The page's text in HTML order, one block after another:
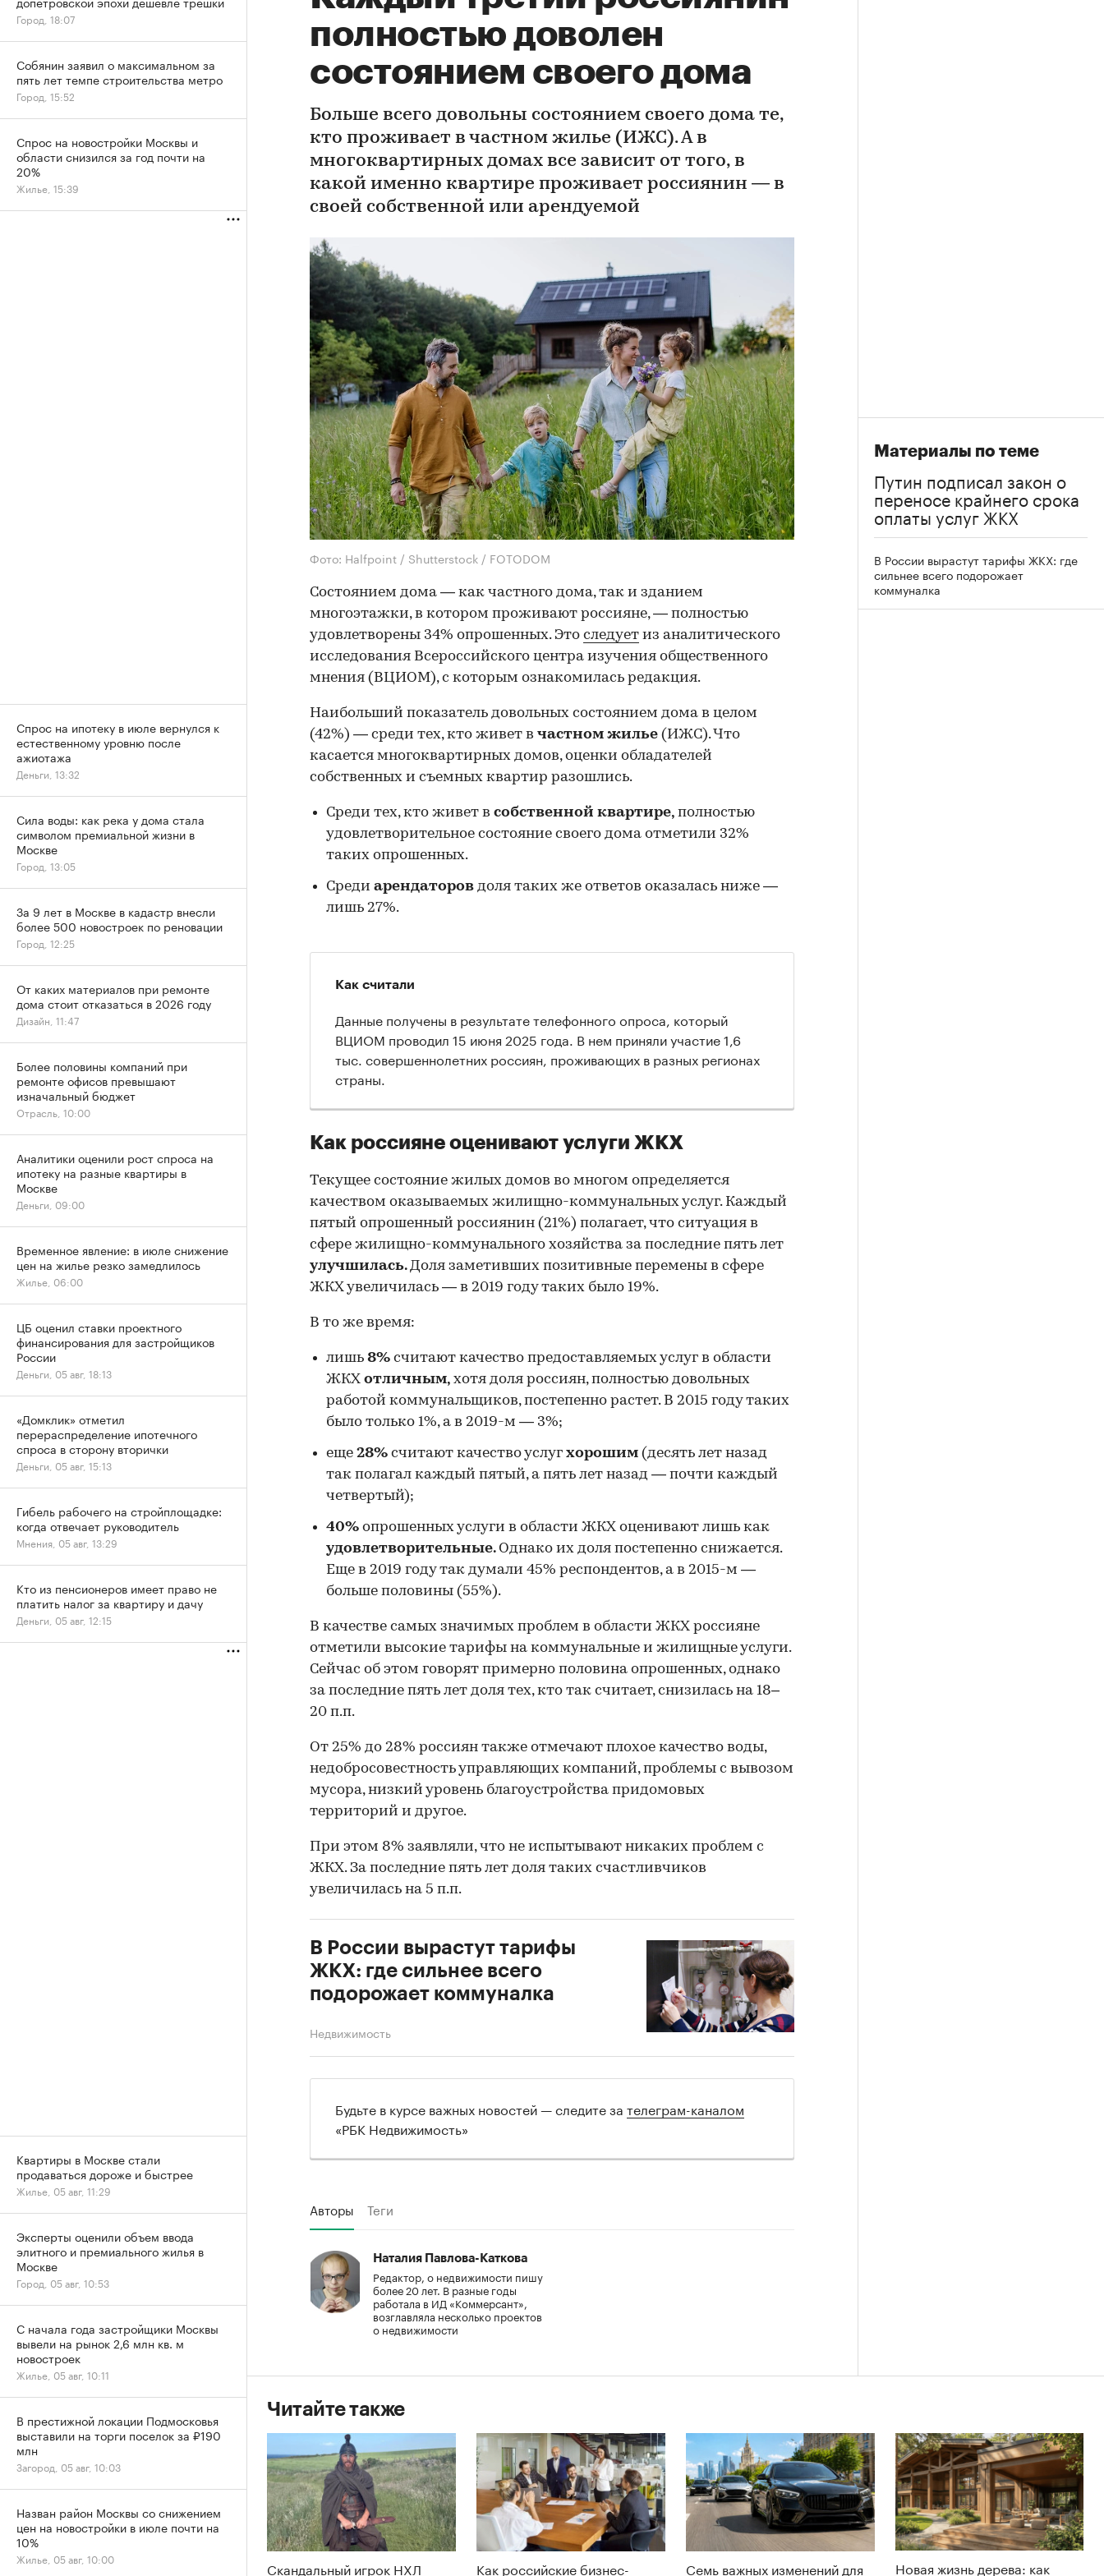
полностью доволен
состоянием своего дома
Больше всего довольны состоянием своего дома те,
кто проживает в частном жилье (ИЖС). А в
многоквартирных домах все зависит от того, в
какой именно квартире проживает россиянин — в
своей собственной или арендуемой
Фото: Halfpoint / Shutterstock / FOTODOM
Состоянием дома — как частного дома, так и зданием
многоэтажки, в котором проживают россияне, — полностью
удовлетворены 34% опрошенных. Это следует из аналитического
исследования Всероссийского центра изучения общественного
мнения (ВЦИОМ), с которым ознакомилась редакция.
Наибольший показатель довольных состоянием дома в целом
(42%) — среди тех, кто живет в частном жилье (ИЖС). Что
касается многоквартирных домов, оценки обладателей
собственных и съемных квартир разошлись.
Среди тех, кто живет в собственной квартире, полностью
удовлетворительное состояние своего дома отметили 32%
таких опрошенных.
Среди арендаторов доля таких же ответов оказалась ниже —
лишь 27%.
00:00 / 00:00
Как считали
Данные получены в результате телефонного опроса, который
ВЦИОМ проводил 15 июня 2025 года. В нем приняли участие 1,6
тыс. совершеннолетних россиян, проживающих в разных регионах
страны.
Как россияне оценивают услуги ЖКХ
Текущее состояние жилых домов во многом определяется
качеством оказываемых жилищно-коммунальных услуг. Каждый
пятый опрошенный россиянин (21%) полагает, что ситуация в
сфере жилищно-коммунального хозяйства за последние пять лет
улучшилась.Доля заметивших позитивные перемены в сфере
ЖКХ увеличилась — в 2019 году таких было 19%.
В то же время:
лишь 8% считают качество предоставляемых услуг в области
ЖКХ отличным, хотя доля россиян, полностью довольных
работой коммунальщиков, постепенно растет. В 2015 году таких
было только 1%, а в 2019-м — 3%;
еще 28% считают качество услуг хорошим (десять лет назад
так полагал каждый пятый, а пять лет назад — почти каждый
четвертый);
40% опрошенных услуги в области ЖКХ оценивают лишь как
удовлетворительные. Однако их доля постепенно снижается.
Еще в 2019 году так думали 45% респондентов, а в 2015-м —
больше половины (55%).
В качестве самых значимых проблем в области ЖКХ россияне
отметили высокие тарифы на коммунальные и жилищные услуги.
Сейчас об этом говорят примерно половина опрошенных, однако
за последние пять лет доля тех, кто так считает, снизилась на 18–
20 п.п.
От 25% до 28% россиян также отмечают плохое качество воды,
недобросовестность управляющих компаний, проблемы с вывозом
мусора, низкий уровень благоустройства придомовых
территорий и другое.
При этом 8% заявляли, что не испытывают никаких проблем с
ЖКХ. За последние пять лет доля таких счастливчиков
увеличилась на 5 п.п.
В России вырастут тарифы
ЖКХ: где сильнее всего
подорожает коммуналка
Недвижимость
Будьте в курсе важных новостей — следите за телеграм-каналом
«РБК Недвижимость»
Авторы Теги
Наталия Павлова-Каткова
Редактор, о недвижимости пишу
более 20 лет. В разные годы
работала в ИД «Коммерсант»,
возглавляла несколько проектов
о недвижимости
Материалы по теме
Путин подписал закон о
переносе крайнего срока
оплаты услуг ЖКХ
В России вырастут тарифы ЖКХ: где
сильнее всего подорожает
коммуналка
Читайте также
Скандальный игрок НХЛ
Как российские бизнес-
Семь важных изменений для
Новая жизнь дерева: как
Город, 18:07
Собянин заявил о максимальном за
пять лет темпе строительства метро
Город, 15:52
Спрос на новостройки Москвы и
области снизился за год почти на
20%
Жилье, 15:39
Спрос на ипотеку в июле вернулся к
естественному уровню после
ажиотажа
Деньги, 13:32
Сила воды: как река у дома стала
символом премиальной жизни в
Москве
Город, 13:05
За 9 лет в Москве в кадастр внесли
более 500 новостроек по реновации
Город, 12:25
От каких материалов при ремонте
дома стоит отказаться в 2026 году
Дизайн, 11:47
Более половины компаний при
ремонте офисов превышают
изначальный бюджет
Отрасль, 10:00
Аналитики оценили рост спроса на
ипотеку на разные квартиры в
Москве
Деньги, 09:00
Временное явление: в июле снижение
цен на жилье резко замедлилось
Жилье, 06:00
ЦБ оценил ставки проектного
финансирования для застройщиков
России
Деньги, 05 авг, 18:13
«Домклик» отметил
перераспределение ипотечного
спроса в сторону вторички
Деньги, 05 авг, 15:13
Гибель рабочего на стройплощадке:
когда отвечает руководитель
Мнения, 05 авг, 13:29
Кто из пенсионеров имеет право не
платить налог за квартиру и дачу
Деньги, 05 авг, 12:15
Квартиры в Москве стали
продаваться дороже и быстрее
Жилье, 05 авг, 11:29
Эксперты оценили объем ввода
элитного и премиального жилья в
Москве
Город, 05 авг, 10:53
С начала года застройщики Москвы
вывели на рынок 2,6 млн кв. м
новостроек
Жилье, 05 авг, 10:11
В престижной локации Подмосковья
выставили на торги поселок за ₽190
млн
Загород, 05 авг, 10:03
Назван район Москвы со снижением
цен на новостройки в июле почти на
10%
Жилье, 05 авг, 10:00